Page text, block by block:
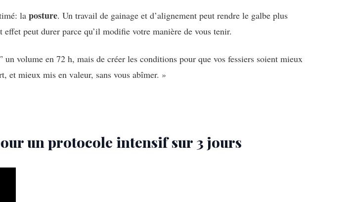
la posture. Un travail de gainage et d’alignement peut rendre le galbe plus
peut durer parce qu’il modifie votre manière de vous tenir.
un volume en 72 h, mais de créer les conditions pour que vos fessiers soient mieux
et mieux mis en valeur, sans vous abîmer. »
un protocole intensif sur 3 jours